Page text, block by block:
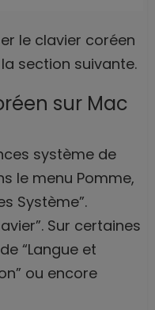
le clavier coréen
section suivante.
sur Mac
système de
le menu Pomme,
Système”.
Sur certaines
“Langue et
ou encore